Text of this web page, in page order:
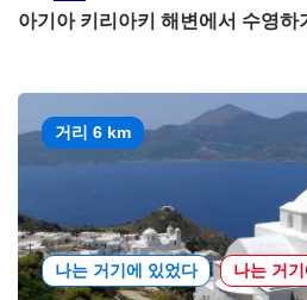
아기아 키리아키 해변에서 수영하
거리 6 km
나는 거기에 있었다 나는 거